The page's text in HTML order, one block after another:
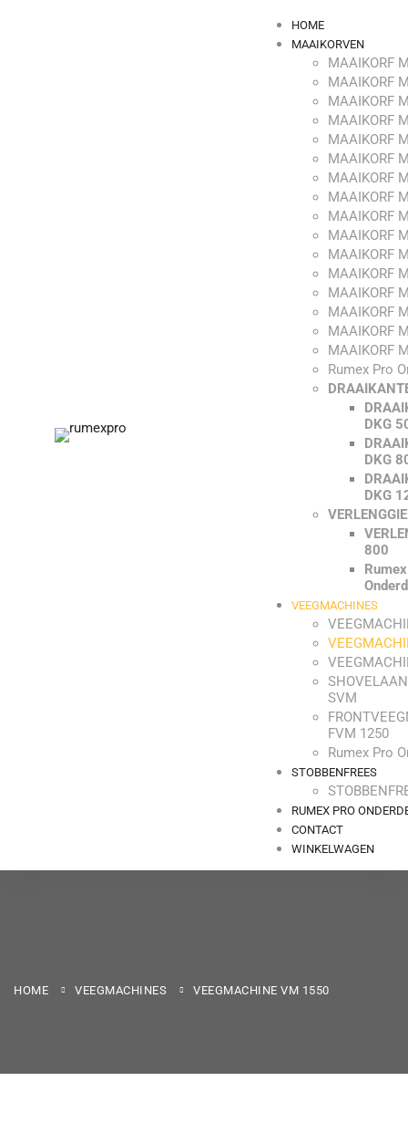
HOME
MAAIKORVEN
MAAIKORF
MAAIKORF
MAAIKORF
MAAIKORF
MAAIKORF
MAAIKORF
MAAIKORF
MAAIKORF
MAAIKORF
MAAIKORF
MAAIKORF
MAAIKORF
MAAIKORF
MAAIKORF
MAAIKORF
MAAIKORF
Rumex Pro
DKG
DKG
DKG
800
VEEGMACHINES
SVM
FVM 1250
Rumex Pro
STOBBENFREES
RUMEX PRO
CONTACT
WINKELWAGEN
HOME VEEGMACHINES VEEGMACHINE VM 1550